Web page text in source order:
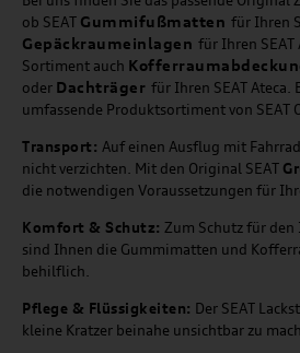
ob SEAT Gummifußmatten für Ihren
Gepäckraumeinlagen für Ihren
Sortiment auch
oder Dachträger für Ihren SEAT Ateca.
umfassende Produktsortiment von SEAT
Transport: Auf einen Ausflug mit
nicht verzichten. Mit den Original SEAT
die notwendigen Voraussetzungen für
Komfort & Schutz: Zum Schutz für den
sind Ihnen die Gummimatten und
behilflich.
Pflege & Flüssigkeiten: Der SEAT
kleine Kratzer beinahe unsichtbar zu